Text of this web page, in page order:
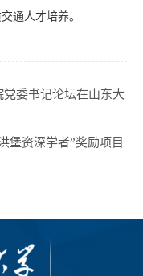
通人才培养。
委书记论坛在山东大
堡资深学者”奖励项目